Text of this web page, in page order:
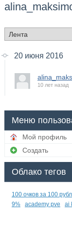
20 июня 2016
10 лет назад
Меню
Мой профиль
Создать
Облако тегов
100 очков за 100
9%
academy pve ai